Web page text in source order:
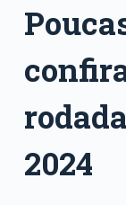
2024